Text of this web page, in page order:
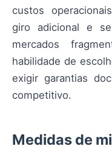
custos
giro adicional e
mercados
habilidade de
exigir garantias
competitivo.
Medidas de